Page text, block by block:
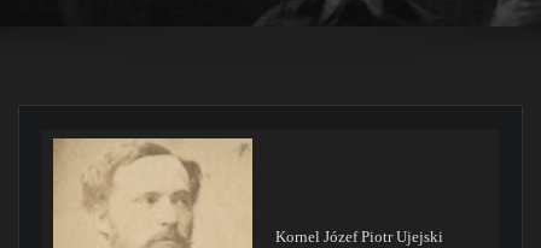
Kornel Józef Piotr Ujejski